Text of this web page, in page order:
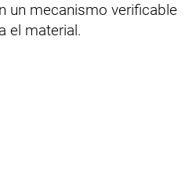
un mecanismo verificable
el material.